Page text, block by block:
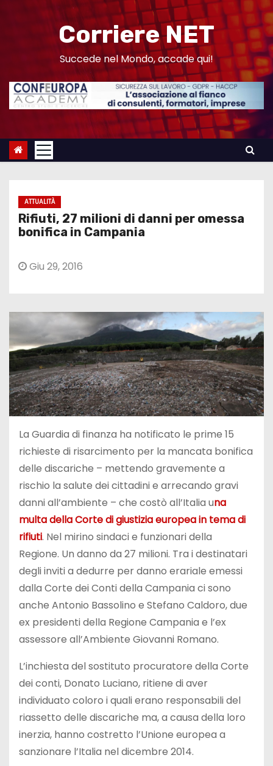
n
Corriere NET
Succede nel Mondo, accade qui!
ATTUALITÀ
Rifiuti, 27 milioni di danni per omessa
bonifica in Campania
Giu 29, 2016
La Guardia di finanza ha notificato le prime 15
richieste di risarcimento per la mancata bonifica
delle discariche – mettendo gravemente a
rischio la salute dei cittadini e arrecando gravi
danni all’ambiente – che costò all’Italia una
multa della Corte di giustizia europea in tema di
rifiuti. Nel mirino sindaci e funzionari della
Regione. Un danno da 27 milioni. Tra i destinatari
degli inviti a dedurre per danno erariale emessi
dalla Corte dei Conti della Campania ci sono
anche Antonio Bassolino e Stefano Caldoro, due
ex presidenti della Regione Campania e l’ex
assessore all’Ambiente Giovanni Romano.
L’inchiesta del sostituto procuratore della Corte
dei conti, Donato Luciano, ritiene di aver
individuato coloro i quali erano responsabili del
riassetto delle discariche ma, a causa della loro
inerzia, hanno costretto l’Unione europea a
sanzionare l’Italia nel dicembre 2014.